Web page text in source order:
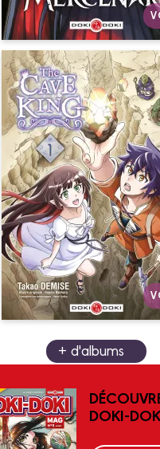
The Cave
Vol. 01
Date de parution :
07/07/2021
Exilé sur une île hostile, le
prince banni devra
à survivre à la force de
pioche !
Autres volumes
+ d'albums
DOKI-